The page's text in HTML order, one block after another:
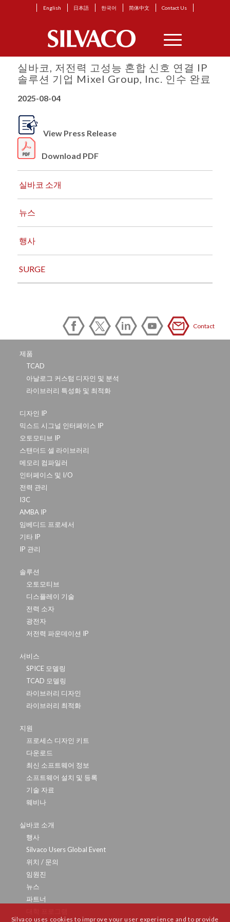
English 日本語 한국어 简体中文 Contact Us
실바코, 저전력 고성능 혼합 신호 연결 IP
솔루션 기업 Mixel Group, Inc. 인수 완료
2025-08-04
View Press Release
Download PDF
실바코 소개
뉴스
행사
SURGE
Contact
제품
TCAD
아날로그 커스텀 디자인 및 분석
라이브러리 특성화 및 최적화
디자인 IP
믹스드 시그널 인터페이스 IP
오토모티브 IP
스탠더드 셀 라이브러리
메모리 컴파일러
인터페이스 및 I/O
전력 관리
I3C
AMBA IP
임베디드 프로세서
기타 IP
IP 관리
솔루션
오토모티브
디스플레이 기술
전력 소자
광전자
저전력 파운데이션 IP
서비스
SPICE 모델링
TCAD 모델링
라이브러리 디자인
라이브러리 최적화
지원
프로세스 디자인 키트
다운로드
최신 소프트웨어 정보
소프트웨어 설치 및 등록
기술 자료
웨비나
실바코 소개
행사
Silvaco Users Global Event
위치 / 문의
임원진
뉴스
파트너
Silvaco uses cookies to improve your user experience and to provide